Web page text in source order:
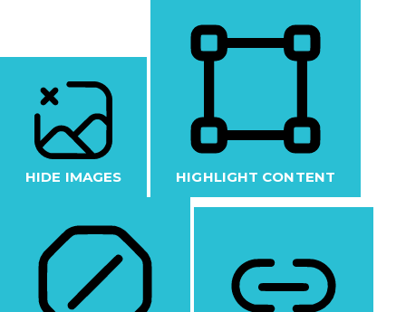
HIDE IMAGES HIGHLIGHT CONTENT